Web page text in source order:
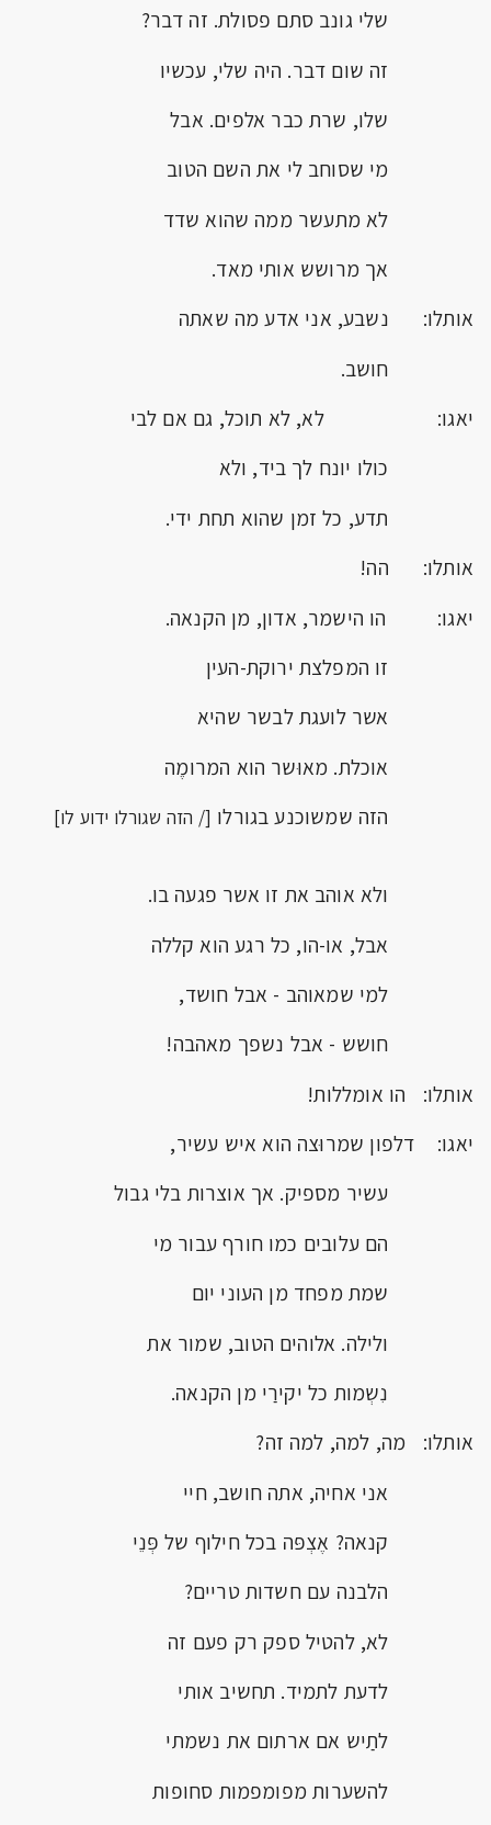
שלי גונב סתם פסולת. זה דבר?
זה שום דבר. היה שלי, עכשיו
שלו, שרת כבר אלפים. אבל
מי שסוחב לי את השם הטוב
לא מתעשר ממה שהוא שדד
אך מרושש אותי מאד.
אותלו: נשבע, אני אדע מה שאתה
חושב.
יאגו: לא, לא תוכל, גם אם לבי
כולו יונח לך ביד, ולא
תדע, כל זמן שהוא תחת ידי.
אותלו: הה!
יאגו: הו הישמר, אדון, מן הקנאה.
זו המפלצת ירוקת-העין
אשר לועגת לבשר שהיא
אוכלת. מאוּשר הוא המרומֶה
הזה שמשוכנע בגורלו [/ הזה שגורלו ידוע לו]
ולא אוהב את זו אשר פגעה בו.
אבל, או-הו, כל רגע הוא קללה
למי שמאוהב - אבל חושד,
חושש - אבל נשפך מאהבה!
אותלו: הו אומללות!
יאגו: דלפון שמרוּצה הוא איש עשיר,
עשיר מספיק. אך אוצרות בלי גבול
הם עלובים כמו חורף עבור מי
שמת מפחד מן העוני יום
ולילה. אלוהים הטוב, שמור את
נִשְמות כל יקירַי מן הקנאה.
אותלו: מה, למה, למה זה?
אני אחיה, אתה חושב, חיי
קנאה? אֶצְפּה בכל חילוף של פְּנֵי
הלבנה עם חשדות טריים?
לא, להטיל ספק רק פעם זה
לדעת לתמיד. תחשיב אותי
לתַיש אם ארתום את נשמתי
להשערות מפומפמות סחופות